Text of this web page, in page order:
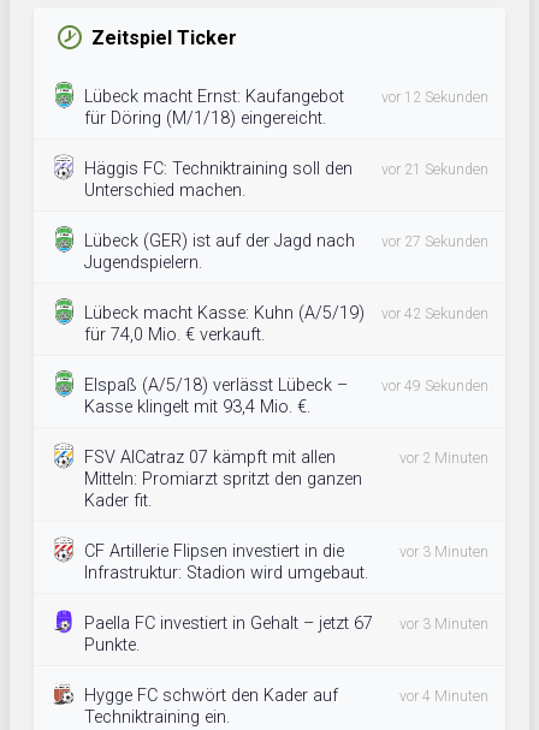
Zeitspiel Ticker
Lübeck macht Ernst: Kaufangebot
für Döring (M/1/18) eingereicht.
vor 12 Sekunden
Häggis FC: Techniktraining soll den
Unterschied machen.
vor 21 Sekunden
Lübeck (GER) ist auf der Jagd nach
Jugendspielern.
vor 27 Sekunden
Lübeck macht Kasse: Kuhn (A/5/19)
für 74,0 Mio. € verkauft.
vor 42 Sekunden
Elspaß (A/5/18) verlässt Lübeck –
Kasse klingelt mit 93,4 Mio. €.
vor 49 Sekunden
FSV AlCatraz 07 kämpft mit allen
Mitteln: Promiarzt spritzt den ganzen
Kader fit.
vor 2 Minuten
CF Artillerie Flipsen investiert in die
Infrastruktur: Stadion wird umgebaut.
vor 3 Minuten
Paella FC investiert in Gehalt – jetzt 67
Punkte.
vor 3 Minuten
Hygge FC schwört den Kader auf
Techniktraining ein.
vor 4 Minuten